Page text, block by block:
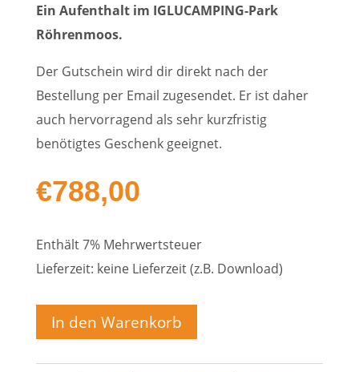
Ein Aufenthalt im IGLUCAMPING-Park
Röhrenmoos.
Der Gutschein wird dir direkt nach der
Bestellung per Email zugesendet. Er ist daher
auch hervorragend als sehr kurzfristig
benötigtes Geschenk geeignet.
€788,00
Enthält 7% Mehrwertsteuer
Lieferzeit: keine Lieferzeit (z.B. Download)
In den Warenkorb